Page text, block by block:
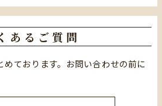
あるご質問
めております。お問い合わせの前に